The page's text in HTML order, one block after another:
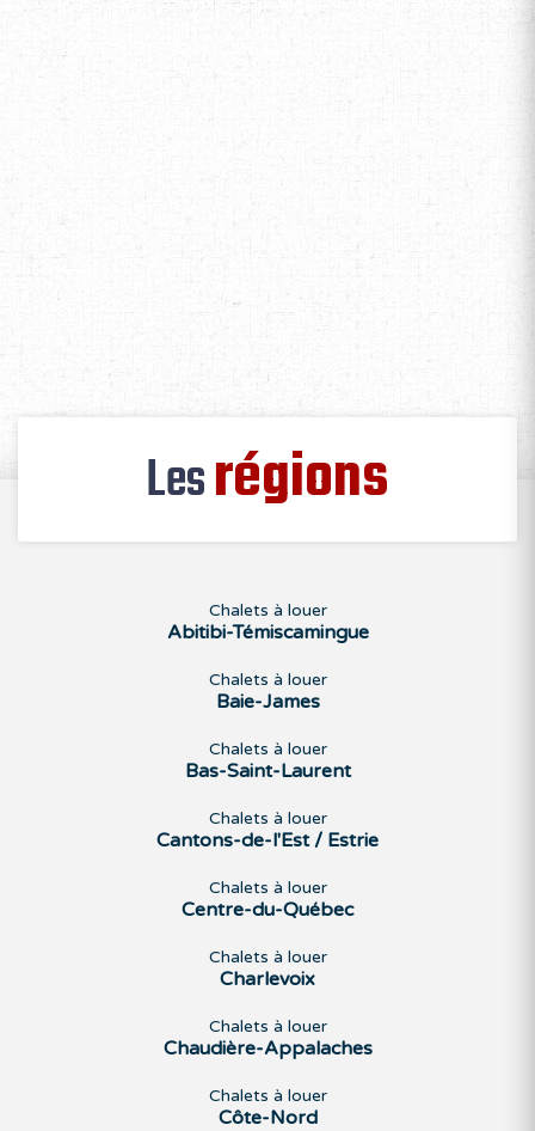
Lesrégions
Chalets à louer
Abitibi-Témiscamingue
Chalets à louer
Baie-James
Chalets à louer
Bas-Saint-Laurent
Chalets à louer
Cantons-de-l'Est / Estrie
Chalets à louer
Centre-du-Québec
Chalets à louer
Charlevoix
Chalets à louer
Chaudière-Appalaches
Chalets à louer
Côte-Nord